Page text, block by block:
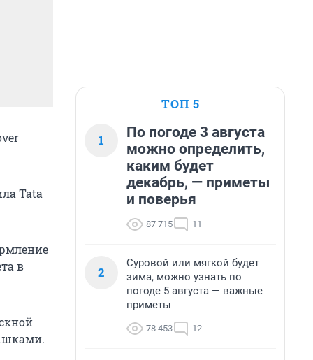
Tata
в
ТОП 5
1
По погоде 3 августа
можно определить,
каким будет
декабрь, — приметы
и поверья
87 715 11
2
Суровой или мягкой будет
зима, можно узнать по
погоде 5 августа — важные
приметы
78 453 12